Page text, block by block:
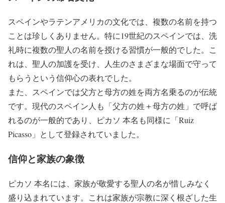
スペインやラテンアメリカの文化では、複数の名前を持つ
ことは珍しくありません。特に19世紀のスペインでは、洗
礼時に複数の聖人の名前を授ける習慣が一般的でした。こ
れは、聖人の加護を受け、人生のさまざまな場面で守って
もらうという信仰心の表れでした。
また、スペインでは父方と母方の姓を両方名乗るのが伝統
です。現代のスペイン人も「父方の姓＋母方の姓」で呼ば
れるのが一般的であり、ピカソ 本名も同様に「Ruiz
Picasso」として登録されていました。
信仰と家族の象徴
ピカソ 本名には、家族が敬愛する聖人の名が惜しみなく
盛り込まれています。これは家族が宗教に深く根ざした生